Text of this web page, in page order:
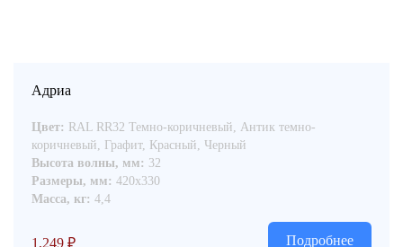
Адриа
Цвет: RAL RR32 Темно-коричневый, Антик темно-
коричневый, Графит, Красный, Черный
Высота волны, мм: 32
Размеры, мм: 420x330
Масса, кг: 4,4
1,249 ₽ Подробнее